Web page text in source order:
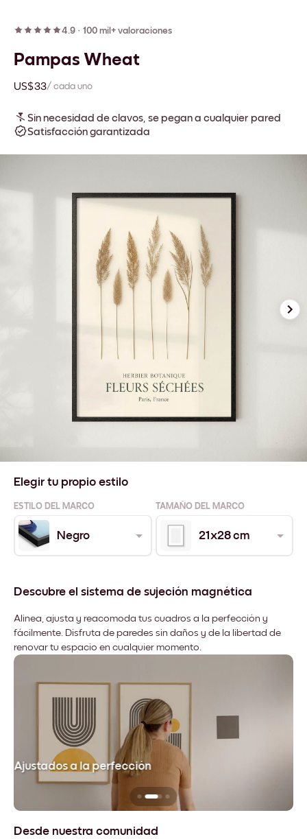
4.9 · 100 mil+ valoraciones
Pampas Wheat
US$33/ cada uno
Sin necesidad de clavos, se pegan a cualquier pared
Satisfacción garantizada
Elegir tu propio estilo
ESTILO DEL MARCO TAMAÑO DEL MARCO
Negro 21x28 cm
Descubre el sistema de sujeción magnética
Alinea, ajusta y reacomoda tus cuadros a la perfección y
fácilmente. Disfruta de paredes sin daños y de la libertad de
renovar tu espacio en cualquier momento.
Ajustados a la perfección
Desde nuestra comunidad